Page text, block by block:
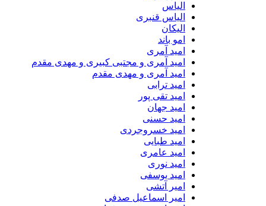
الیاس قنبرى
امو باند
امید آمری
امید آمری و مجتبی کبیری و مهدى مقدم
امید آمری و مهدی مقدم
امید ترابی
امید تقی پور
امید جهان
امید حسنی
امید خسروجردی
امید طبایی
امید عامری
امید نوری
امید یوسفی
امیر آتشی
امیر اسماعیل صدفی